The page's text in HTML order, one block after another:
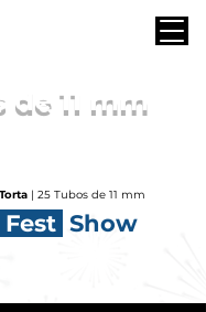
de 11 mm
Torta | 25 Tubos de 11 mm
Fest Show